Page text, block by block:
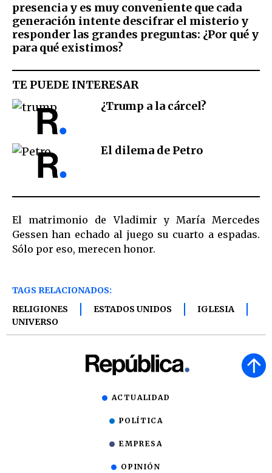
presencia y es muy conveniente que cada
generación intente descifrar el misterio y
responder las grandes preguntas: ¿Por qué y
para qué existimos?
TE PUEDE INTERESAR
¿Trump a la cárcel?
El dilema de Petro
El matrimonio de Vladimir y María Mercedes
Gessen han echado al juego su cuarto a espadas.
Sólo por eso, merecen honor.
TAGS RELACIONADOS:
RELIGIONES
ESTADOS UNIDOS
IGLESIA
UNIVERSO
ACTUALIDAD
POLÍTICA
EMPRESA
OPINIÓN